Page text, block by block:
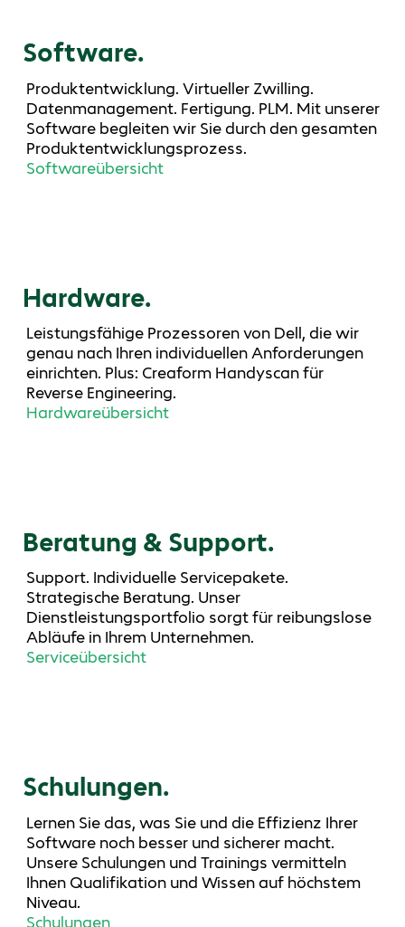
Software.
Produktentwicklung. Virtueller Zwilling.
Datenmanagement. Fertigung. PLM. Mit unserer
Software begleiten wir Sie durch den gesamten
Produktentwicklungsprozess.
Softwareübersicht
Hardware.
Leistungsfähige Prozessoren von Dell, die wir
genau nach Ihren individuellen Anforderungen
einrichten. Plus: Creaform Handyscan für
Reverse Engineering.
Hardwareübersicht
Beratung & Support.
Support. Individuelle Servicepakete.
Strategische Beratung. Unser
Dienstleistungsportfolio sorgt für reibungslose
Abläufe in Ihrem Unternehmen.
Serviceübersicht
Schulungen.
Lernen Sie das, was Sie und die Effizienz Ihrer
Software noch besser und sicherer macht.
Unsere Schulungen und Trainings vermitteln
Ihnen Qualifikation und Wissen auf höchstem
Niveau.
Schulungen